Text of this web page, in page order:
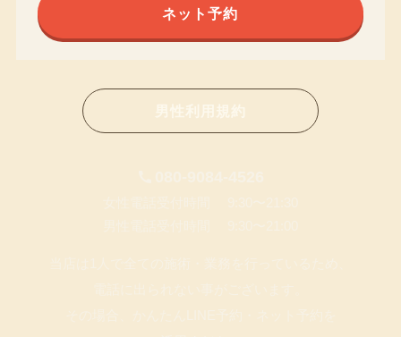
ネット予約
男性利用規約